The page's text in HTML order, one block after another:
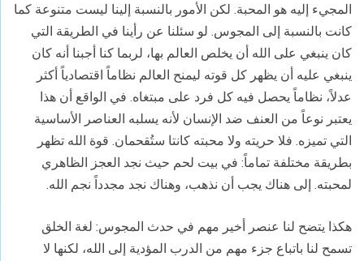
المجيء إليه هو المحبة. لكن الأمور بالنسبة إلينا ليست متنوعة كما
كانت بالنسبة إلى المجوس. لو سئلنا عن رأينا في الطريقة التي
كان ينبغي على الله أن يخلص العالم بها، لربما كنا أجبنا أنه كان
ينبغي عليه أن يظهر كل قوته ليمنح العالم نظاماً اقتصادياً أكثر
عدلاً، نظاماً يحصل فيه كل فرد على مبتغاه. في الواقع أن هذا
يعتبر نوعاً من العنف ضد الإنسان لأنه يسلبه العناصر الأساسية
التي تميزه. فلا حريته ولا محبته كانتا ستُقحمان. قوة الله تظهر
بطريقة مختلفة تماماً: في بيت لحم حيث نجد العجز الظاهري
لمحبته. إلى هناك يجب أن نذهب، وهناك نجد مجدداً نجم الله.
هكذا يتضح لنا عنصر أخير مهم في حدث المجوس: لغة الخلق
تسمح لنا باتباع جزء مهم من الدرب المؤدية إلى الله، لكنها لا